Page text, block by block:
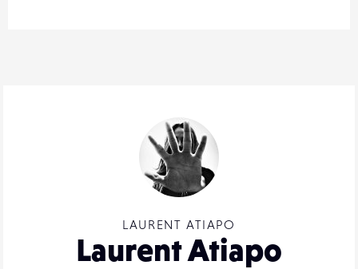
LAURENT ATIAPO
Laurent Atiapo